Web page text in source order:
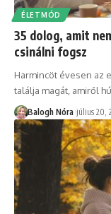
ÉLETMÓD
35 dolog, amit
csinálni fogsz
Harmincöt évesen az
találja magát, amiről
Balogh Nóra július 20,